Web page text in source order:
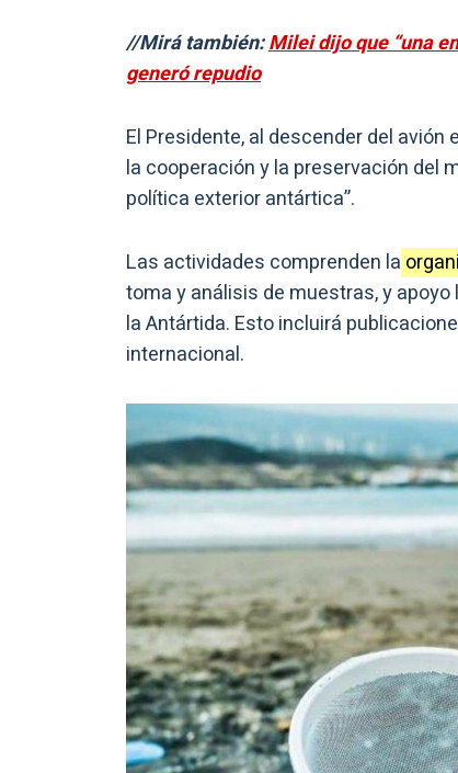
//Mirá también:Milei dijo que “una
generó repudio
El Presidente, al descender del avión
la cooperación y la preservación del
política exterior antártica”.
Las actividades comprenden la
toma y análisis de muestras, y
la Antártida. Esto incluirá
internacional.